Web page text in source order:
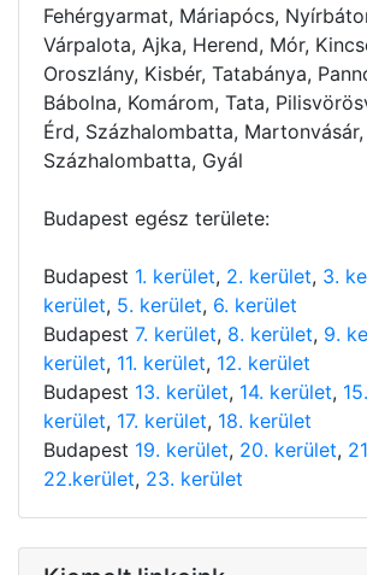
Fehérgyarmat, Máriapócs,
Várpalota, Ajka, Herend, Mór,
Oroszlány, Kisbér, Tatabánya,
Bábolna, Komárom, Tata,
Érd, Százhalombatta, Martonvásár,
Százhalombatta, Gyál
Budapest egész területe:
Budapest 1. kerület, 2. kerület, 3.
kerület, 5. kerület, 6. kerület
Budapest 7. kerület, 8. kerület, 9.
kerület, 11. kerület, 12. kerület
Budapest 13. kerület, 14. kerület,
kerület, 17. kerület, 18. kerület
Budapest 19. kerület, 20. kerület,
22.kerület, 23. kerület